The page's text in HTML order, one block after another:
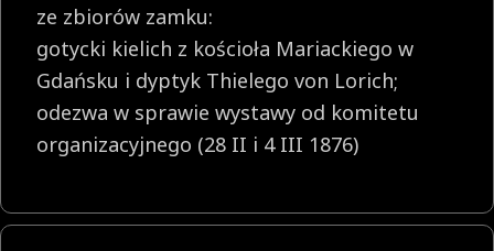
ze zbiorów zamku:
gotycki kielich z kościoła Mariackiego w
Gdańsku i dyptyk Thielego von Lorich;
odezwa w sprawie wystawy od komitetu
organizacyjnego (28 II i 4 III 1876)